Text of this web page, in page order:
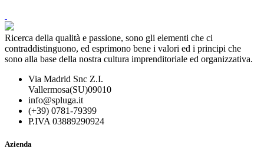
Ricerca della qualità e passione, sono gli elementi che ci
contraddistinguono, ed esprimono bene i valori ed i principi che
sono alla base della nostra cultura imprenditoriale ed organizzativa.
Via Madrid Snc Z.I.
Vallermosa(SU)09010
info@spluga.it
(+39) 0781-79399
P.IVA 03889290924
Azienda